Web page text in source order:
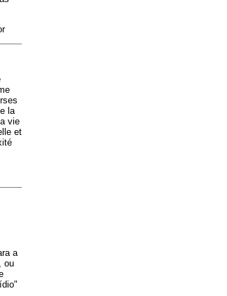
la
vie
et
a
ou